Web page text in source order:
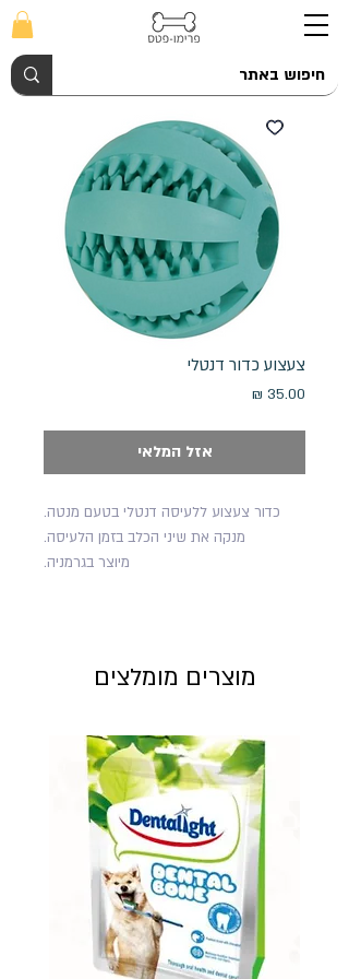
צעצוע כדור דנטלי
מחיר
אזל המלאי
כדור צעצוע ללעיסה דנטלי בטעם מנטה.
מנקה את שיני הכלב בזמן הלעיסה.
מיוצר בגרמניה.
מוצרים מומלצים